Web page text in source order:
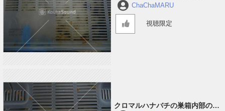
#2
ChaChaMARU
視聴限定
クロマルハナバチの巣箱内部の音